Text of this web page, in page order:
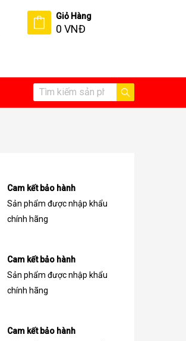
Giỏ Hàng
0 VNĐ
Cam kết bảo hành
Sản phẩm được nhập khẩu
chính hãng
Cam kết bảo hành
Sản phẩm được nhập khẩu
chính hãng
Cam kết bảo hành